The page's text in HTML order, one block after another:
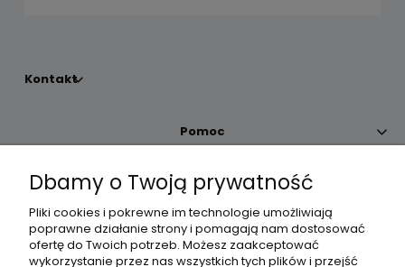
Kontakt
Pomoc
Moje konto
Płatności i dostawa
Dbamy o Twoją prywatność
Pliki cookies i pokrewne im technologie umożliwiają
poprawne działanie strony i pomagają nam dostosować
ofertę do Twoich potrzeb. Możesz zaakceptować
wykorzystanie przez nas wszystkich tych plików i przejść